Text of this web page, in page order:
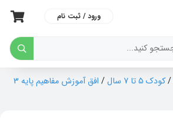
ورود / ثبت نام
/کودک 5 تا 7 سال /
افق آموزش مفاهیم پایه 3